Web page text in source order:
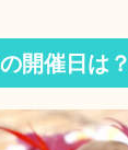
開催日は？